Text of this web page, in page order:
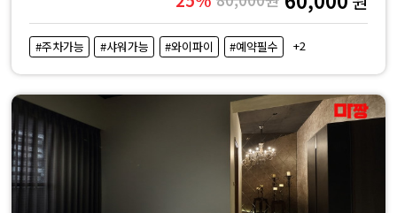
#주차가능 #샤워가능 #와이파이 #예약필수 +2